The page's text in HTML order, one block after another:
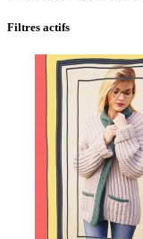
Filtres actifs